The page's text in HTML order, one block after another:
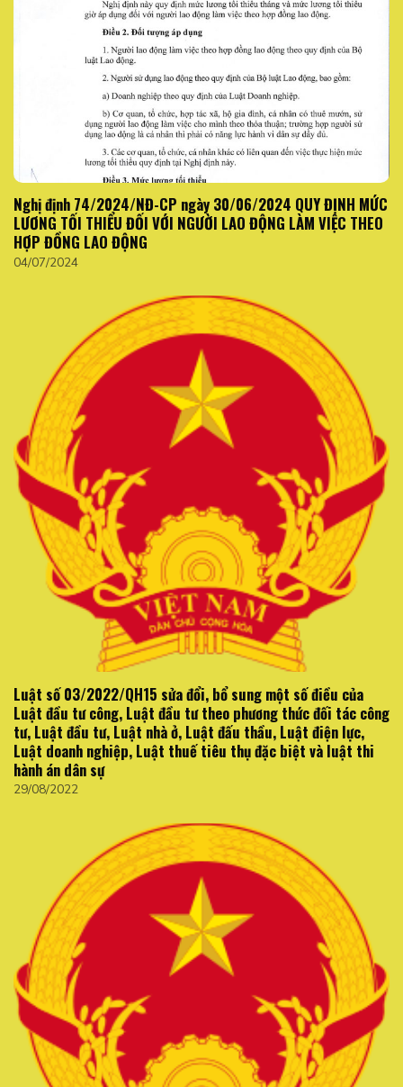
Nghị định 74/2024/NĐ-CP ngày 30/06/2024 QUY ĐỊNH MỨC
LƯƠNG TỐI THIỂU ĐỐI VỚI NGƯỜI LAO ĐỘNG LÀM VIỆC THEO
HỢP ĐỒNG LAO ĐỘNG
04/07/2024
Luật số 03/2022/QH15 sửa đổi, bổ sung một số điều của
Luật đầu tư công, Luật đầu tư theo phương thức đối tác công
tư, Luật đầu tư, Luật nhà ở, Luật đấu thầu, Luật điện lực,
Luật doanh nghiệp, Luật thuế tiêu thụ đặc biệt và luật thi
hành án dân sự
29/08/2022